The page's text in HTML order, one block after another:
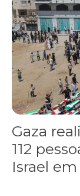
Gaza
112
Israel